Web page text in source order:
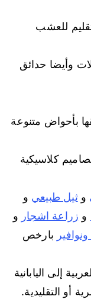
للعشب
وأيضا حدائق
بأحواض متنوعة
كلاسيكية
وثيل طبيعي و
و زراعة اشجار و
بارخص
إلى اليابانية
أو التقليدية.